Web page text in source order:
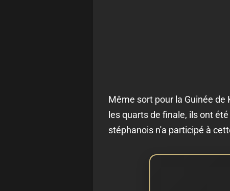
Même sort pour la Guinée
les quarts de finale, ils ont
stéphanois n'a participé à